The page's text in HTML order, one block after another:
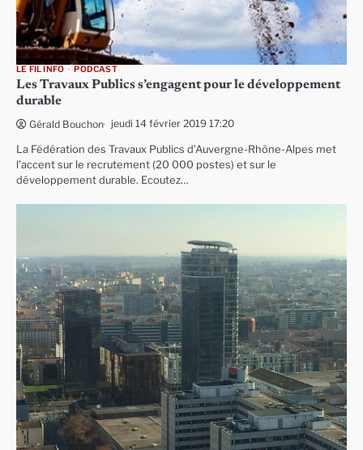
LE FIL INFO PODCAST
Les Travaux Publics s’engagent pour le développement
durable
Gérald Bouchon jeudi 14 février 2019 17:20
La Fédération des Travaux Publics d’Auvergne-Rhône-Alpes met
l’accent sur le recrutement (20 000 postes) et sur le
développement durable. Ecoutez…